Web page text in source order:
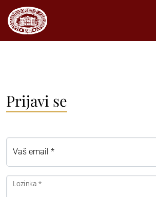
Prijavi se
Vaš email *
Lozinka *